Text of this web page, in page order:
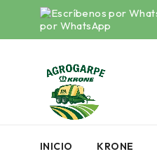
por WhatsApp
INICIO KRONE